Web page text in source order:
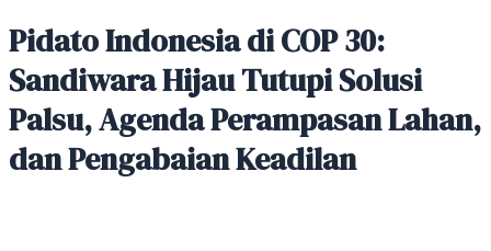
Pidato Indonesia di COP 30:
Sandiwara Hijau Tutupi Solusi
Palsu, Agenda Perampasan Lahan,
dan Pengabaian Keadilan